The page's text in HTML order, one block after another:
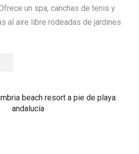
un spa, canchas de tenis y
al aire libre rodeadas de jardines